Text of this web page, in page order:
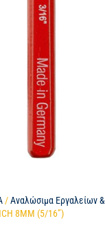
/Αναλώσιμα Εργαλείων &
8MM (5/16”)